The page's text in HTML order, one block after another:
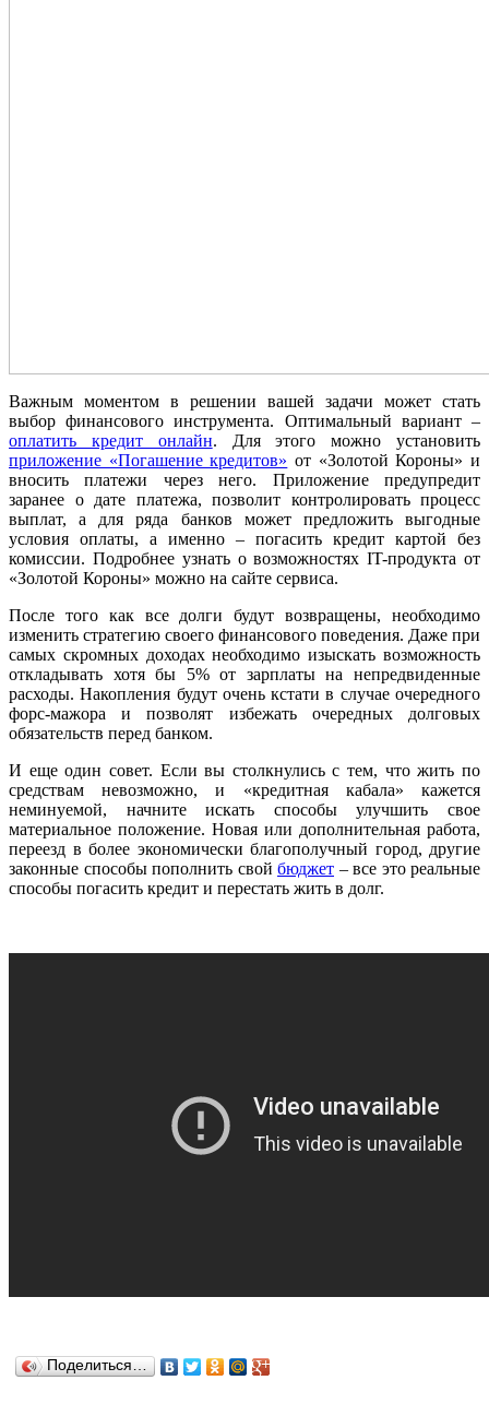
Важным моментом в решении вашей задачи может стать
выбор финансового инструмента. Оптимальный вариант –
оплатить кредит онлайн. Для этого можно установить
приложение «Погашение кредитов» от «Золотой Короны» и
вносить платежи через него. Приложение предупредит
заранее о дате платежа, позволит контролировать процесс
выплат, а для ряда банков может предложить выгодные
условия оплаты, а именно – погасить кредит картой без
комиссии. Подробнее узнать о возможностях IT-продукта от
«Золотой Короны» можно на сайте сервиса.
После того как все долги будут возвращены, необходимо
изменить стратегию своего финансового поведения. Даже при
самых скромных доходах необходимо изыскать возможность
откладывать хотя бы 5% от зарплаты на непредвиденные
расходы. Накопления будут очень кстати в случае очередного
форс-мажора и позволят избежать очередных долговых
обязательств перед банком.
И еще один совет. Если вы столкнулись с тем, что жить по
средствам невозможно, и «кредитная кабала» кажется
неминуемой, начните искать способы улучшить свое
материальное положение. Новая или дополнительная работа,
переезд в более экономически благополучный город, другие
законные способы пополнить свой бюджет – все это реальные
способы погасить кредит и перестать жить в долг.
Поделиться…